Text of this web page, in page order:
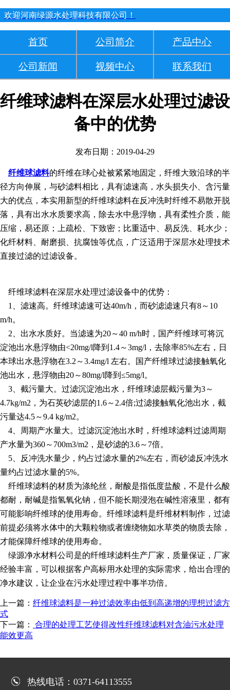
欢迎河南绿源水处理科技有限公司！
首页 公司简介 产品中心
公司新闻 视频中心 联系我们
纤维球滤料在深层水处理过滤设
备中的优势
发布日期：2019-04-29
纤维球滤料的纤维在球心处被紧紧地固定，纤维大致沿球的半
径方向伸展，与砂滤料相比，具有滤速高，水头损失小、含污量
大的优点，本实用新型的纤维球滤料在反冲洗时纤维不易散开脱
落，具有出水水质要求高，除去水中悬浮物，具有柔性介质，能
压缩，易还原；上疏松、下致密；比重适中、易反洗、耗水少；
化纤材料、耐磨损、抗腐蚀等优点，广泛适用于深层水处理技术
直接过滤的过滤设备。
纤维球滤料在深层水处理过滤设备中的优势：
1、滤速高。纤维球滤速可达40m/h，而砂滤滤速只有8～10
m/h。
2、出水水质好。当滤速为20～40 m/h时，国产纤维球可将沉
淀池出水悬浮物由<20mg/l降到1.4～3mg/l，去除率85%左右，日
本球出水悬浮物在3.2～3.4mg/l 左右。国产纤维球过滤接触氧化
池出水，悬浮物由20～80mg/l降到≤5mg/l。
3、截污量大。过滤沉淀池出水，纤维球滤层截污量为3～
4.7kg/m2，为石英砂滤层的1.6～2.4倍;过滤接触氧化池出水，截
污量达4.5～9.4 kg/m2。
4、周期产水量大。过滤沉淀池出水时，纤维球滤料过滤周期
产水量为360～700m3/m2，是砂滤的3.6～7倍。
5、反冲洗水量少，约占过滤水量的2%左右，而砂滤反冲洗水
量约占过滤水量的5%。
纤维球滤料的材质为涤纶丝，耐酸是指低度盐酸，不是什么酸
都耐，耐碱是指氢氧化钠，但不能长期浸泡在碱性溶液里，都有
可能影响纤维球的使用寿命。纤维球滤料是纤维材料制作，过滤
前提必须将水体中的大颗粒物或者缠绕物如水草类的物质去除，
才能保障纤维球的使用寿命。
绿源净水材料公司是的纤维球滤料生产厂家，质量保证，厂家
经验丰富，可以根据客户高标用水处理的实际需求，给出合理的
净水建议，让企业在污水处理过程中事半功倍。
上一篇： 纤维球滤料是一种过滤效率由低到高递增的理想过滤方
式
下一篇：
合理的处理工艺使得改性纤维球滤料对含油污水处理
能效更高
热线电话：0371-64113555